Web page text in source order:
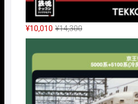
¥14,300元
の
価
¥14,300
で
¥10,010
現
在
の
は
¥10,010